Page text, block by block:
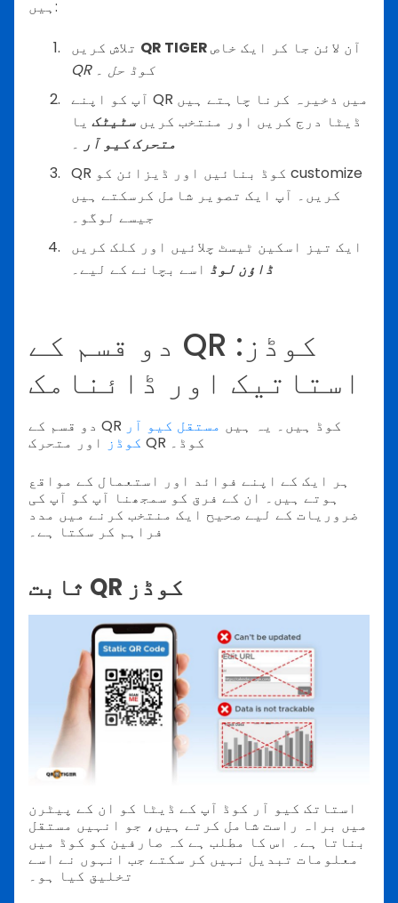
ہیں:
QR TIGERآن لائن جا کر ایک خاص
QR کوڈ حل ۔
آپ کو اپنے QR میں ذخیرہ کرنا چاہتے ہیں
ڈیٹا درج کریں اور منتخب کریں سٹیٹک یا
متحرک کیو آر ۔
QR کوڈ بنائیں اور ڈیزائن کو customize
کریں۔ آپ ایک تصویر شامل کرسکتے ہیں
جیسے لوگو۔
ایک تیز اسکین ٹیسٹ چلائیں اور کلک کریں
ڈاؤن لوڈ اسے بچانے کے لیے۔
دو قسم کے QR کوڈز:
استاتیک اور ڈائنامک
دو قسم کے QR کوڈ ہیں۔ یہ ہیں مستقل کیو آر
کوڈز
اور متحرک QR کوڈ۔
ہر ایک کے اپنے فوائد اور استعمال کے مواقع
ہوتے ہیں۔ ان کے فرق کو سمجھنا آپ کو آپ کی
ضروریات کے لیے صحیح ایک منتخب کرنے میں مدد
فراہم کر سکتا ہے۔
ثابت QR کوڈز
استاتک کیو آر کوڈ آپ کے ڈیٹا کو ان کے پیٹرن
میں براہ راست شامل کرتے ہیں، جو انہیں مستقل
بناتا ہے۔ اس کا مطلب ہے کہ صارفین کو کوڈ میں
معلومات تبدیل نہیں کر سکتے جب انہوں نے اسے
تخلیق کیا ہو۔